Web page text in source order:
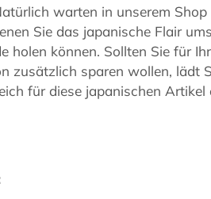
warten in unserem
Sie das japanische Flair
holen können. Sollten Sie für
zusätzlich sparen wollen, lädt
für diese japanischen Artikel